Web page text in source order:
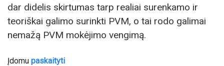
dar didelis skirtumas tarp realiai surenkamo ir
teoriškai galimo surinkti PVM, o tai rodo galimai
nemažą PVM mokėjimo vengimą.
Įdomu paskaityti